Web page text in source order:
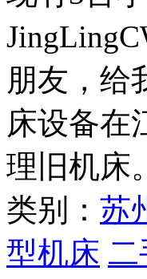
朋友，给
床设备在
理旧机床。
类别： 苏
型机床 二